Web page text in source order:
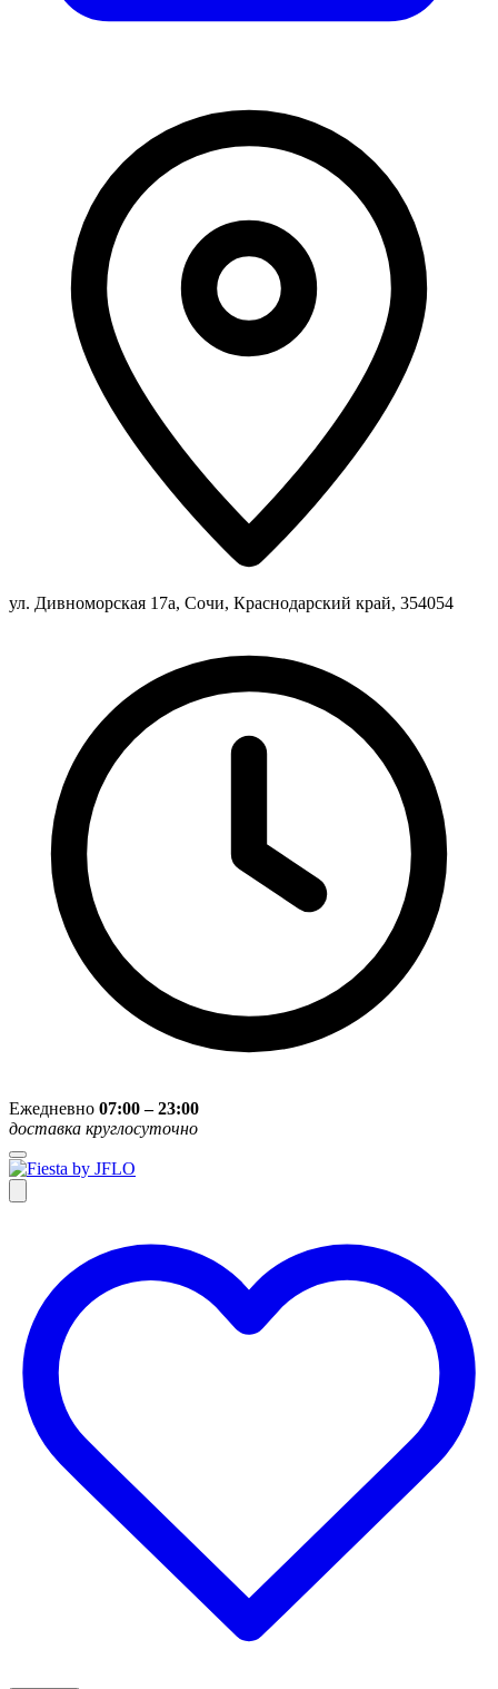
ул. Дивноморская 17а, Сочи, Краснодарский край, 354054
Ежедневно 07:00 – 23:00
доставка круглосуточно